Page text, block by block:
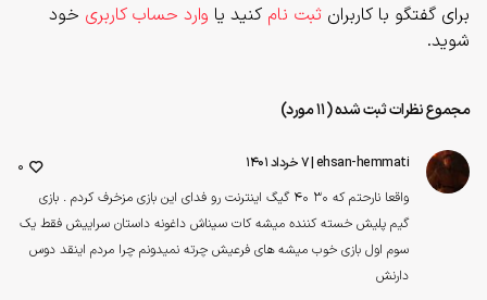
برای گفتگو با کاربران ثبت نام کنید یا وارد حساب کاربری خود
شوید.
مجموع نظرات ثبت شده (11 مورد)
ehsan-hemmati| ۷ خرداد ۱۴۰۱
واقعا نارحتم که 30 40 گیگ اینترنت رو فدای این بازی مزخرف کردم . بازی
گیم پلیش خسته کننده میشه کات سیناش داغونه داستان سراییش فقط یک
سوم اول بازی خوب میشه های فرعیش چرته نمیدونم چرا مردم اینقد دوس
دارنش
0